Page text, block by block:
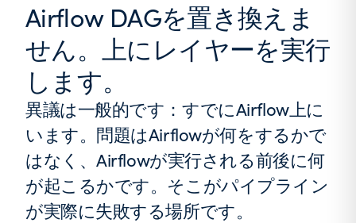
Airflow DAGを置き換えま
せん。上にレイヤーを実行
します。
異議は一般的です：すでにAirflow上に
います。問題はAirflowが何をするかで
はなく、Airflowが実行される前後に何
が起こるかです。そこがパイプライン
が実際に失敗する場所です。